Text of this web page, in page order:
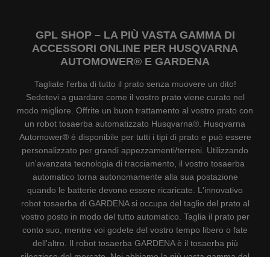
GPL SHOP – LA PIÙ VASTA GAMMA DI
ACCESSORI ONLINE PER HUSQVARNA
AUTOMOWER® E GARDENA
Tagliate l'erba di tutto il prato senza muovere un dito!
Sedetevi a guardare come il vostro prato viene curato nel
modo migliore. Offrite un buon trattamento al vostro prato con
un robot tosaerba automatizzato Husqvarna®. Husqvarna
Automower® è disponibile per tutti i tipi di prato e può essere
personalizzato per grandi appezzamenti/terreni. Utilizzando
un'avanzata tecnologia di tracciamento, il vostro tosaerba
automatico torna autonomamente alla sua postazione
quando le batterie devono essere ricaricate. L'innovativo
robot tosaerba di GARDENA si occupa del taglio del prato al
vostro posto in modo del tutto automatico. Taglia il prato per
conto suo, mentre voi godete del vostro tempo libero o fate
dell'altro. Il robot tosaerba GARDENA è il tosaerba più